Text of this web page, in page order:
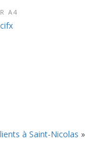
A4
à Saint-Nicolas »